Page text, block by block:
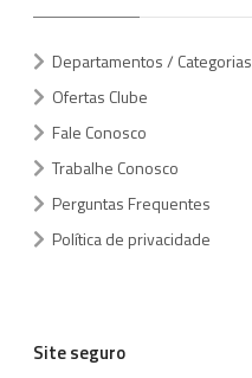
Departamentos / Categorias
Ofertas Clube
Fale Conosco
Trabalhe Conosco
Perguntas Frequentes
Política de privacidade
Site seguro